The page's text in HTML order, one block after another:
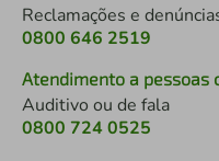
Reclamações e
0800 646 2519
Atendimento a pessoas
Auditivo ou de fala
0800 724 0525